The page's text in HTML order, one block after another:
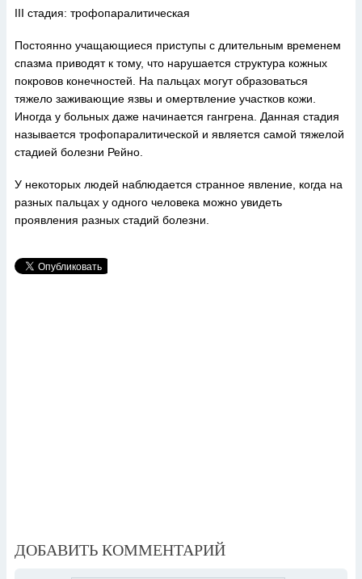
III стадия: трофопаралитическая
Постоянно учащающиеся приступы с длительным временем
спазма приводят к тому, что нарушается структура кожных
покровов конечностей. На пальцах могут образоваться
тяжело заживающие язвы и омертвление участков кожи.
Иногда у больных даже начинается гангрена. Данная стадия
называется трофопаралитической и является самой тяжелой
стадией болезни Рейно.
У некоторых людей наблюдается странное явление, когда на
разных пальцах у одного человека можно увидеть
проявления разных стадий болезни.
ДОБАВИТЬ КОММЕНТАРИЙ